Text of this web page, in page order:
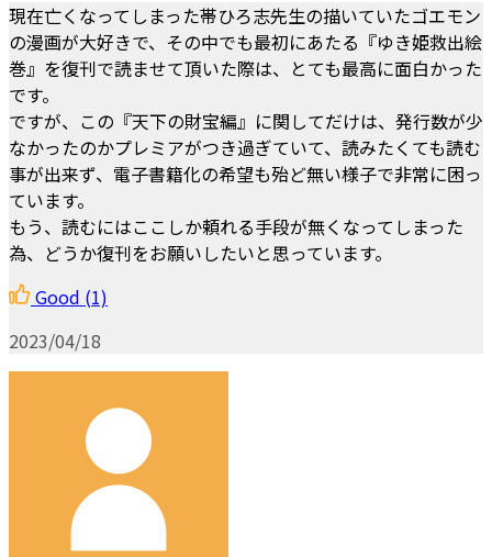
現在亡くなってしまった帯ひろ志先生の描いていたゴエモン
の漫画が大好きで、その中でも最初にあたる『ゆき姫救出絵
巻』を復刊で読ませて頂いた際は、とても最高に面白かった
です。
ですが、この『天下の財宝編』に関してだけは、発行数が少
なかったのかプレミアがつき過ぎていて、読みたくても読む
事が出来ず、電子書籍化の希望も殆ど無い様子で非常に困っ
ています。
もう、読むにはここしか頼れる手段が無くなってしまった
為、どうか復刊をお願いしたいと思っています。
Good (1)
2023/04/18